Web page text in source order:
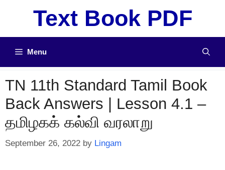
Text Book PDF
Menu
TN 11th Standard Tamil Book
Back Answers | Lesson 4.1 –
தமிழகக் கல்வி வரலாறு
September 26, 2022 by Lingam